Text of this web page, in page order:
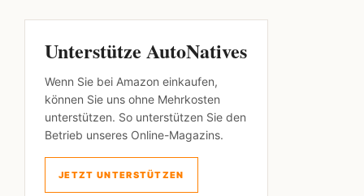
Unterstütze AutoNatives
Wenn Sie bei Amazon einkaufen,
können Sie uns ohne Mehrkosten
unterstützen. So unterstützen Sie den
Betrieb unseres Online-Magazins.
JETZT UNTERSTÜTZEN